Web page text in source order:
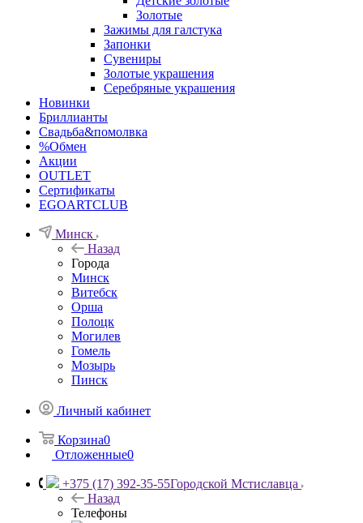
Золотые
Зажимы для галстука
Запонки
Сувениры
Золотые украшения
Серебряные украшения
Новинки
Бриллианты
Свадьба&помолвка
%Обмен
Акции
OUTLET
Сертификаты
EGOARTCLUB
Минск
Назад
Города
Минск
Витебск
Орша
Полоцк
Могилев
Гомель
Мозырь
Пинск
Личный кабинет
Корзина0
Отложенные0
+375 (17) 392-35-55Городской Мстиславца
Назад
Телефоны